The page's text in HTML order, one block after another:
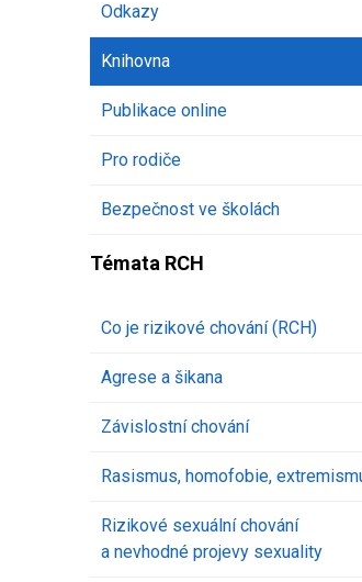
Odkazy
Knihovna
Publikace online
Pro rodiče
Bezpečnost ve školách
Témata RCH
Co je rizikové chování (RCH)
Agrese a šikana
Závislostní chování
Rasismus, homofobie,
Rizikové sexuální chování
a nevhodné projevy sexuality